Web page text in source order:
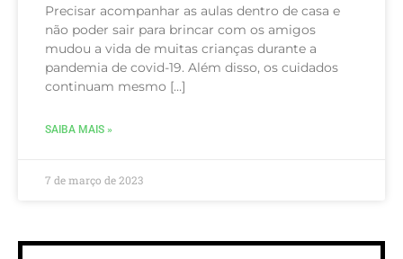
Precisar acompanhar as aulas dentro de casa e
não poder sair para brincar com os amigos
mudou a vida de muitas crianças durante a
pandemia de covid-19. Além disso, os cuidados
continuam mesmo […]
SAIBA MAIS »
7 de março de 2023